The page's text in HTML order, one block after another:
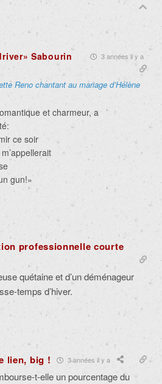
Sabourin 3 années il y a
Reno chantant au mariage d’Hélène
et charmeur, a
ce soir
gun!»
professionnelle courte
quétaine et d’un déménageur
temps d’hiver.
lien, big ! 3 années il y a
t-elle un pourcentage du